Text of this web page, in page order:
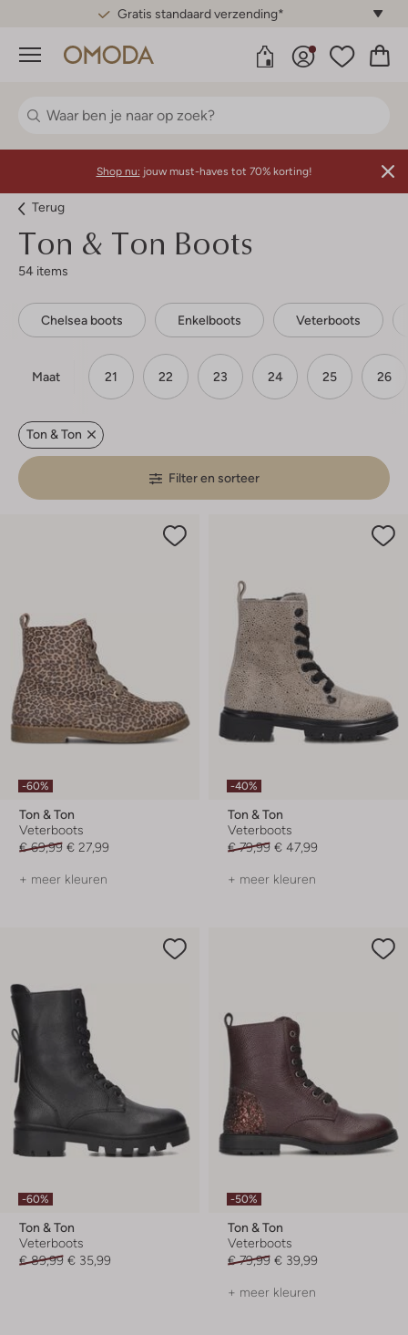
Gratis standaard verzending*
Menu
Shop nu: jouw must-haves tot 70% korting!
Terug
Ton & Ton Boots
54 items
Chelsea boots Enkelboots Veterboots
Maat 21 22 23 24 25 26
Ton & Ton
Filter en sorteer
-60%
Ton & Ton
Veterboots
€ 69,99 € 27,99
+ meer kleuren
-40%
Ton & Ton
Veterboots
€ 79,99 € 47,99
+ meer kleuren
-60%
Ton & Ton
Veterboots
€ 89,99 € 35,99
-50%
Ton & Ton
Veterboots
€ 79,99 € 39,99
+ meer kleuren